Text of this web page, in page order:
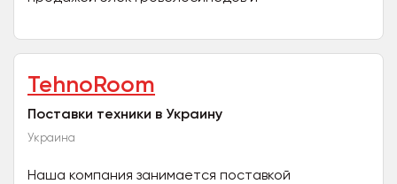
маркой Mavelis Bike. Всё просто,...
TehnoRoom
Поставки техники в Украину
Украина
Наша компания занимается поставкой